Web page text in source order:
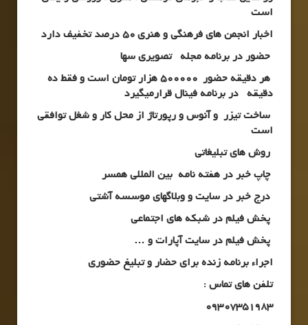
است
اخبار انجمن های فرهنگی و هنری 50 درصد تخفیف دارد
حضور در برنامه مجله تصویری سها
هر دقیقه حضور 500000 هزار تومان است و فقط ده
دقیقه در برنامه فینال قرارمیگیرد
ساخت تیزر و آنوس و رپورتاژ از محل کار و شغل توافقی
است
روش های تبلیغاتی
چاپ خبر در هفته نامه بین المللی همسر
درج خبر در سایت و وبلاگهای موسسه آشتی
پخش فیلم در شبکه های اجتماعی
پخش فیلم در سایت آپارات و …
اجراء برنامه زنده برای حضار و تبلیغ حضوری
تلفن های تماس :
09307351983